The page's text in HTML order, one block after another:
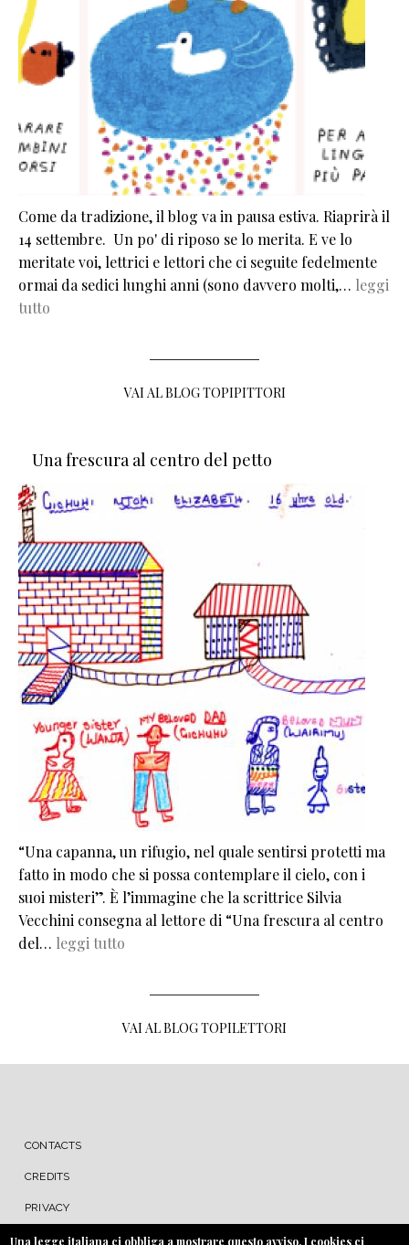
Come da tradizione, il blog va in pausa estiva. Riaprirà il
14 settembre. Un po' di riposo se lo merita. E ve lo
meritate voi, lettrici e lettori che ci seguite fedelmente
ormai da sedici lunghi anni (sono davvero molti,… leggi
tutto
VAI AL BLOG TOPIPITTORI
Una frescura al centro del petto
“Una capanna, un rifugio, nel quale sentirsi protetti ma
fatto in modo che si possa contemplare il cielo, con i
suoi misteri”. È l’immagine che la scrittrice Silvia
Vecchini consegna al lettore di “Una frescura al centro
del… leggi tutto
VAI AL BLOG TOPILETTORI
MENU FOOTER
CONTACTS
CREDITS
PRIVACY
COOKIE
Una legge italiana ci obbliga a mostrare questo avviso. I cookies ci